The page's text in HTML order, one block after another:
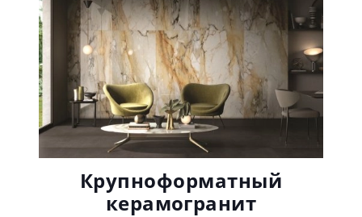
Крупноформатный
керамогранит